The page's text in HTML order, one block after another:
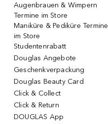
Augenbrauen & Wimpern
Termine im Store
Maniküre & Pediküre Termine
im Store
Studentenrabatt
Douglas Angebote
Geschenkverpackung
Douglas Beauty Card
Click & Collect
Click & Return
DOUGLAS App